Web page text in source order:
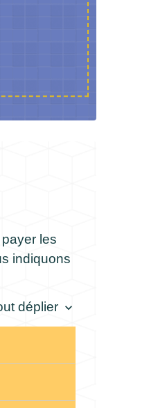
les
indiquons
déplier keyboard_arrow_down